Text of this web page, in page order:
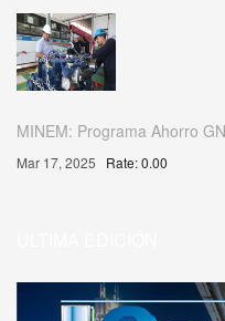
MINEM: Programa Ahorro
Mar 17, 2025 Rate: 0.00